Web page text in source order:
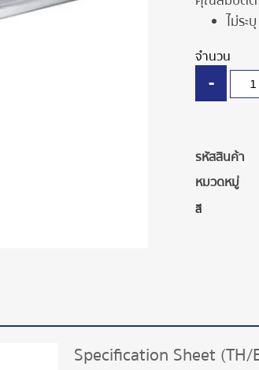
ไม่ระบุ
จำนวน
-
รหัสสินค้า
หมวดหมู่
สี
Specification Sheet (TH/